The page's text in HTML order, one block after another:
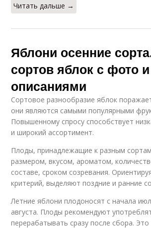
Читать дальше →
Яблони осенние
сортов яблок с фото и
описаниями
Сортовое разнообразие яблок
они являются самыми популярными
Повышенному спросу способствует
и широкий ассортимент.
Плоды, принадлежащие к разным
размером, вкусом, ароматом,
составе, сроком созревания.
критерий, выделяют поздние и ранние
Летние яблони плодоносят с начала
августа. Плоды рекомендуют
перерабатывать сразу после сбора.